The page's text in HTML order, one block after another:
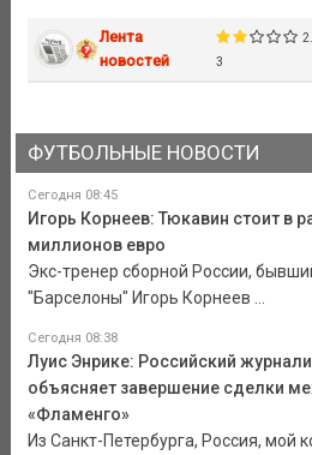
Лента
новостей
3
ФУТБОЛЬНЫЕ НОВОСТИ
Сегодня 08:45
Игорь Корнеев: Тюкавин стоит в
миллионов евро
Экс-тренер сборной России,
"Барселоны" Игорь Корнеев ...
Сегодня 08:38
Луис Энрике: Российский
объясняет завершение сделки
«Фламенго»
Из Санкт-Петербурга, Россия, мой